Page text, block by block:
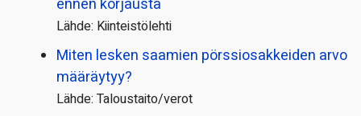
ennen korjausta
Lähde: Kiinteistölehti
Miten lesken saamien pörssi­osakkeiden arvo
määräytyy?
Lähde: Taloustaito/verot